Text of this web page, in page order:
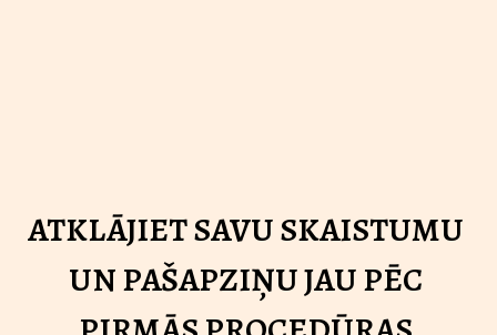
ATKLĀJIET SAVU SKAISTUMU
UN PAŠAPZIŅU JAU PĒC